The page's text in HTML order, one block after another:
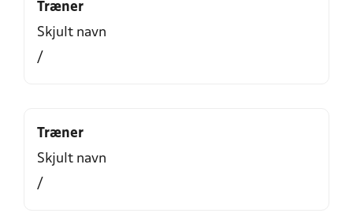
Træner
Skjult navn
/
Træner
Skjult navn
/